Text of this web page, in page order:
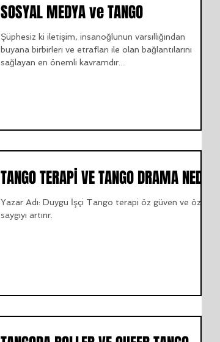
SOSYAL MEDYA ve TANGO
Şüphesiz ki iletişim, insanoğlunun varsıllığından
buyana birbirleri ve etrafları ile olan bağlantılarını
sağlayan en önemli kavramdır....
TANGO TERAPİ VE TANGO DRAMA NEDİR
Yazar Adı: Duygu İşçi Tango terapi öz güven ve öz
saygıyı artırır.